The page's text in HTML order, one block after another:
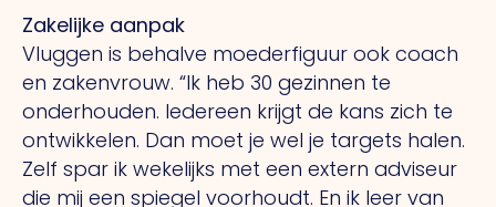
Zakelijke aanpak
Vluggen is behalve moederfiguur ook coach
en zakenvrouw. “Ik heb 30 gezinnen te
onderhouden. Iedereen krijgt de kans zich te
ontwikkelen. Dan moet je wel je targets halen.
Zelf spar ik wekelijks met een extern adviseur
die mij een spiegel voorhoudt. En ik leer van